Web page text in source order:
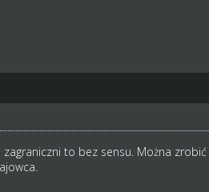
to bez sensu. Można